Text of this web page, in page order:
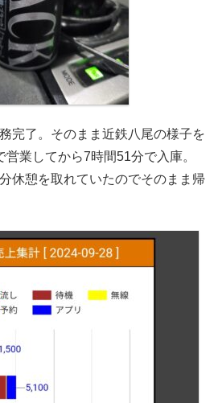
完了。そのまま近鉄八尾の様子を
業してから7時間51分で入庫。
休憩を取れていたのでそのまま帰